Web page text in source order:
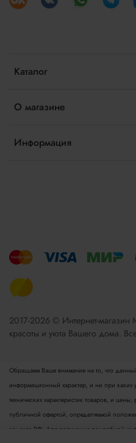
Каталог
О магазине
Информация
2017-2026 © Интернет-
красоты и уюта Вашего дома.
Обращаем Ваше внимание на то, что данный
информационный характер, и ни при
технических характеристик товаров, и
публичной офертой, определяемой
кодекса РФ. Для получения подробной